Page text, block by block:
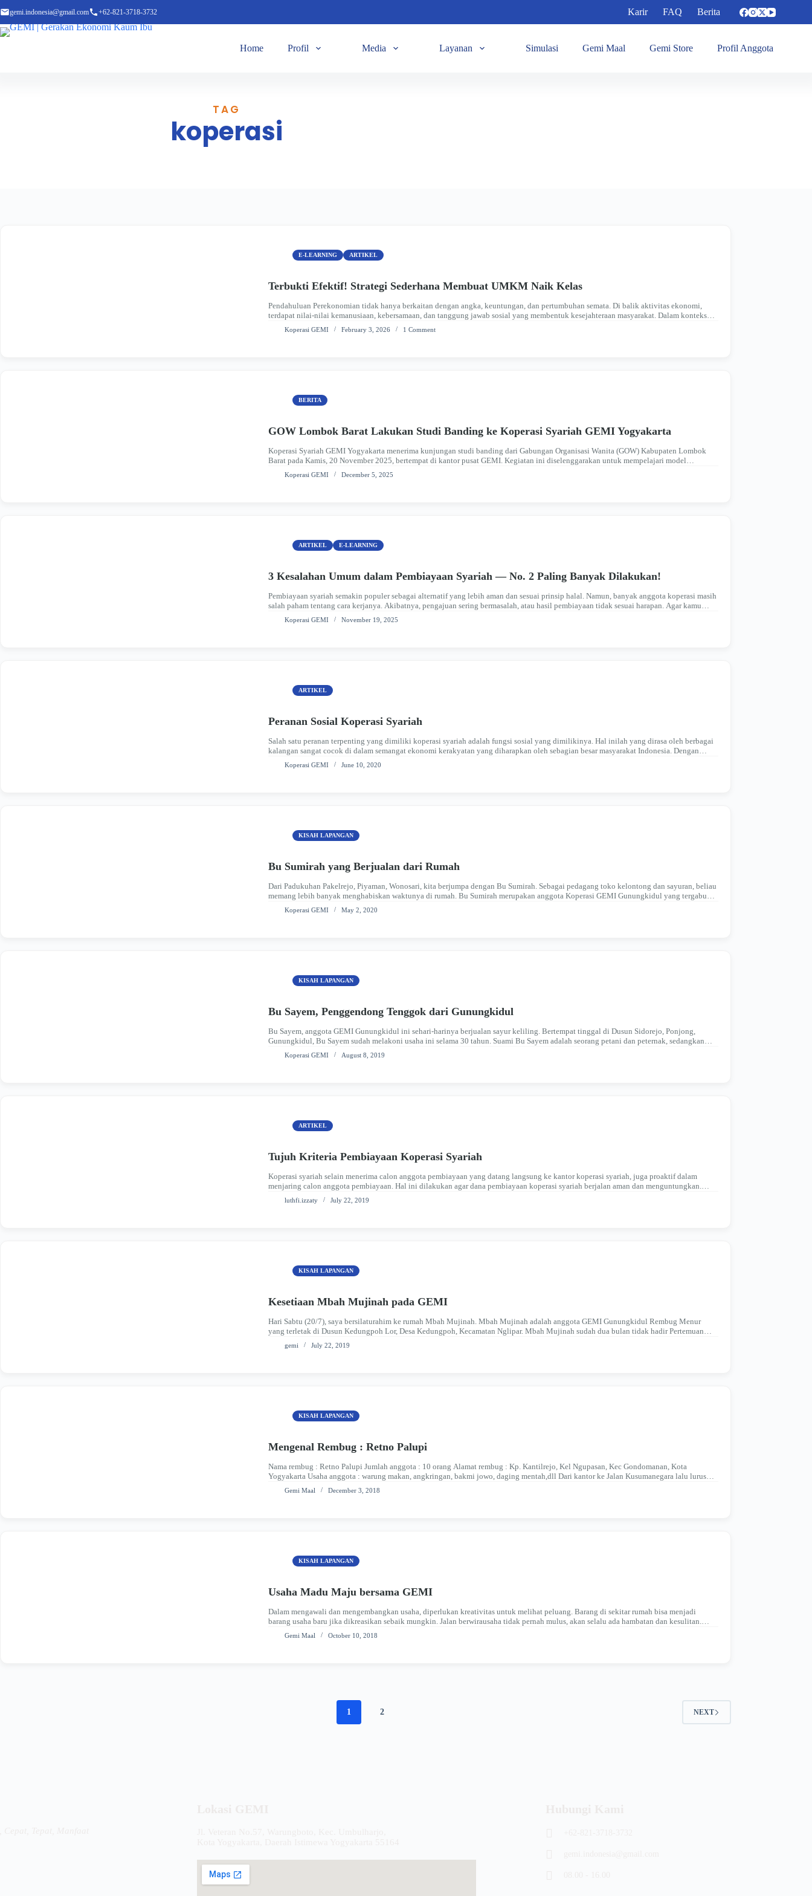
gemi.indonesia@gmail.com +62-821-3718-3732 Karir FAQ Berita
Home Profil Media Layanan Simulasi Gemi Maal Gemi Store Profil Anggota
TAG
koperasi
E-LEARNING ARTIKEL
Terbukti Efektif! Strategi Sederhana Membuat UMKM Naik Kelas
Pendahuluan Perekonomian tidak hanya berkaitan dengan angka, keuntungan, dan pertumbuhan semata. Di balik aktivitas ekonomi,
terdapat nilai-nilai kemanusiaan, kebersamaan, dan tanggung jawab sosial yang membentuk kesejahteraan masyarakat. Dalam konteks
Indonesia, pembangunan ekonomi yang berkelanjutan perlu berpijak pada semangat gotong royong…
Koperasi GEMI February 3, 2026 1 Comment
BERITA
GOW Lombok Barat Lakukan Studi Banding ke Koperasi Syariah GEMI Yogyakarta
Koperasi Syariah GEMI Yogyakarta menerima kunjungan studi banding dari Gabungan Organisasi Wanita (GOW) Kabupaten Lombok
Barat pada Kamis, 20 November 2025, bertempat di kantor pusat GEMI. Kegiatan ini diselenggarakan untuk mempelajari model
pengelolaan koperasi syariah yang meliputi pembiayaan, pemberdayaan, tabung…
Koperasi GEMI December 5, 2025
ARTIKEL E-LEARNING
3 Kesalahan Umum dalam Pembiayaan Syariah — No. 2 Paling Banyak Dilakukan!
Pembiayaan syariah semakin populer sebagai alternatif yang lebih aman dan sesuai prinsip halal. Namun, banyak anggota koperasi masih
salah paham tentang cara kerjanya. Akibatnya, pengajuan sering bermasalah, atau hasil pembiayaan tidak sesuai harapan. Agar kamu
tidak terjebak hal yang sama,…
Koperasi GEMI November 19, 2025
ARTIKEL
Peranan Sosial Koperasi Syariah
Salah satu peranan terpenting yang dimiliki koperasi syariah adalah fungsi sosial yang dimilikinya. Hal inilah yang dirasa oleh berbagai
kalangan sangat cocok di dalam semangat ekonomi kerakyatan yang diharapkan oleh sebagian besar masyarakat Indonesia. Dengan
semangat gotong-royong, koperasi berdiri, dengan…
Koperasi GEMI June 10, 2020
KISAH LAPANGAN
Bu Sumirah yang Berjualan dari Rumah
Dari Padukuhan Pakelrejo, Piyaman, Wonosari, kita berjumpa dengan Bu Sumirah. Sebagai pedagang toko kelontong dan sayuran, beliau
memang lebih banyak menghabiskan waktunya di rumah. Bu Sumirah merupakan anggota Koperasi GEMI Gunungkidul yang tergabung
dalam Rembug Madep Mantep. Bu Sumirah menekuni…
Koperasi GEMI May 2, 2020
KISAH LAPANGAN
Bu Sayem, Penggendong Tenggok dari Gunungkidul
Bu Sayem, anggota GEMI Gunungkidul ini sehari-harinya berjualan sayur keliling. Bertempat tinggal di Dusun Sidorejo, Ponjong,
Gunungkidul, Bu Sayem sudah melakoni usaha ini selama 30 tahun. Suami Bu Sayem adalah seorang petani dan peternak, sedangkan
anak beliau bekerja di tempat…
Koperasi GEMI August 8, 2019
ARTIKEL
Tujuh Kriteria Pembiayaan Koperasi Syariah
Koperasi syariah selain menerima calon anggota pembiayaan yang datang langsung ke kantor koperasi syariah, juga proaktif dalam
menjaring calon anggota pembiayaan. Hal ini dilakukan agar dana pembiayaan koperasi syariah berjalan aman dan menguntungkan.
Selain itu, agar program pembiayaan ini dapat…
luthfi.izzaty July 22, 2019
KISAH LAPANGAN
Kesetiaan Mbah Mujinah pada GEMI
Hari Sabtu (20/7), saya bersilaturahim ke rumah Mbah Mujinah. Mbah Mujinah adalah anggota GEMI Gunungkidul Rembug Menur
yang terletak di Dusun Kedungpoh Lor, Desa Kedungpoh, Kecamatan Nglipar. Mbah Mujinah sudah dua bulan tidak hadir Pertemuan
Rembug Minggon. Beliau tidak hadir…
gemi July 22, 2019
KISAH LAPANGAN
Mengenal Rembug : Retno Palupi
Nama rembug : Retno Palupi Jumlah anggota : 10 orang Alamat rembug : Kp. Kantilrejo, Kel Ngupasan, Kec Gondomanan, Kota
Yogyakarta Usaha anggota : warung makan, angkringan, bakmi jowo, daging mentah,dll Dari kantor ke Jalan Kusumanegara lalu lurus
menuju kantor…
Gemi Maal December 3, 2018
KISAH LAPANGAN
Usaha Madu Maju bersama GEMI
Dalam mengawali dan mengembangkan usaha, diperlukan kreativitas untuk melihat peluang. Barang di sekitar rumah bisa menjadi
barang usaha baru jika dikreasikan sebaik mungkin. Jalan berwirausaha tidak pernah mulus, akan selalu ada hambatan dan kesulitan.
Modal, ide usaha, marketing, dan lain…
Gemi Maal October 10, 2018
1 2 NEXT